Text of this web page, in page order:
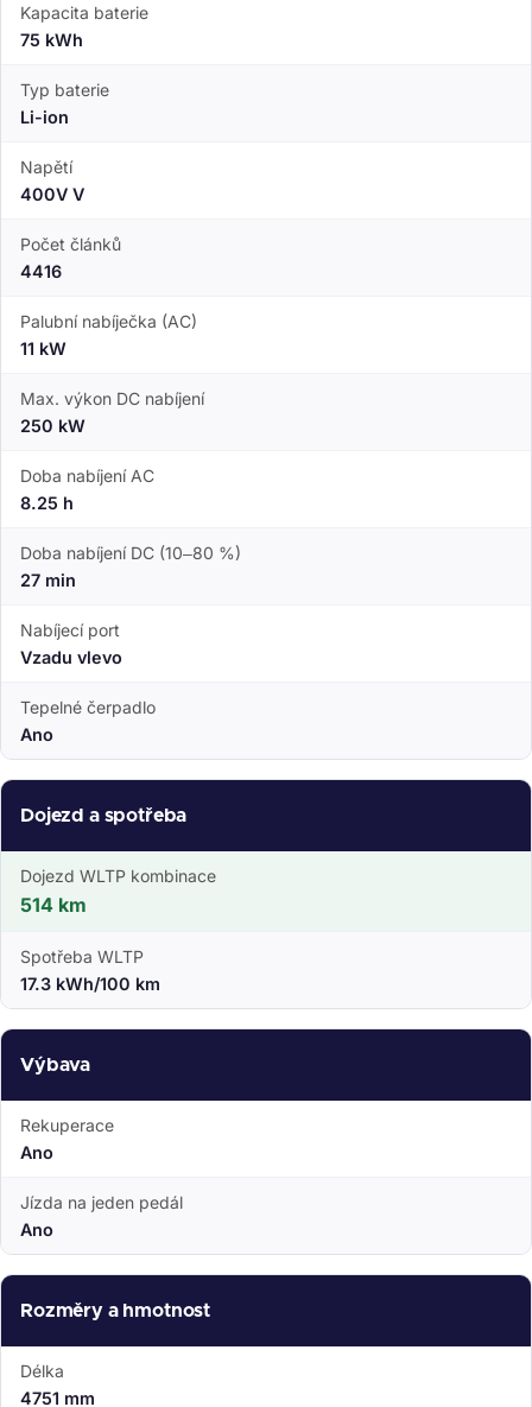
Kapacita baterie
75 kWh
Typ baterie
Li-ion
Napětí
400V V
Počet článků
4416
Palubní nabíječka (AC)
11 kW
Max. výkon DC nabíjení
250 kW
Doba nabíjení AC
8.25 h
Doba nabíjení DC (10–80 %)
27 min
Nabíjecí port
Vzadu vlevo
Tepelné čerpadlo
Ano
Dojezd a spotřeba
Dojezd WLTP kombinace
514 km
Spotřeba WLTP
17.3 kWh/100 km
Výbava
Rekuperace
Ano
Jízda na jeden pedál
Ano
Rozměry a hmotnost
Délka
4751 mm